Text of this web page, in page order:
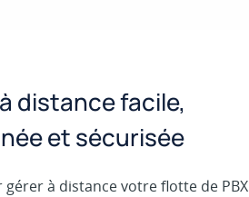
distance facile,
et sécurisée
à distance votre flotte de PBX